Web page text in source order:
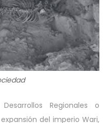
Regionales o
del imperio Wari,